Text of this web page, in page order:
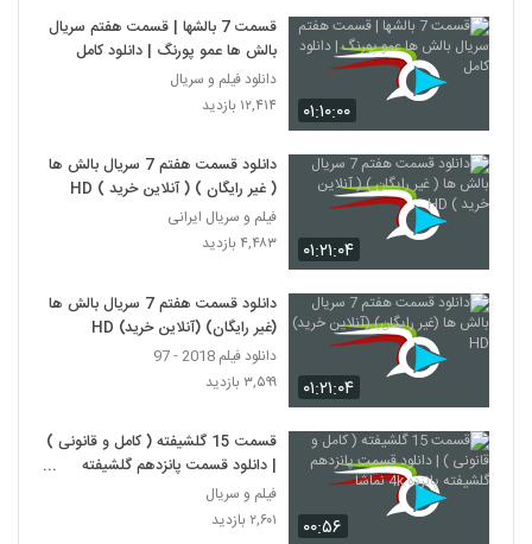
۰۱:۱۰:۰۰
قسمت 7 بالشها | قسمت هفتم سریال
بالش ها عمو پورنگ | دانلود کامل
دانلود فیلم و سریال
۱۲,۴۱۴ بازدید
۰۱:۲۱:۰۴
دانلود قسمت هفتم 7 سریال بالش ها
( غیر رایگان ) ( آنلاین خرید ) HD
فیلم و سریال ایرانی
۴,۴۸۳ بازدید
۰۱:۲۱:۰۴
دانلود قسمت هفتم 7 سریال بالش ها
(غیر رایگان) (آنلاین خرید) HD
دانلود فیلم 2018 - 97
۳,۵۹۹ بازدید
۰۰:۵۶
قسمت 15 گلشیفته ( کامل و قانونی )
| دانلود قسمت پانزدهم گلشیفته
پانزده 4k نماشا
فیلم و سریال
۲,۶۰۱ بازدید